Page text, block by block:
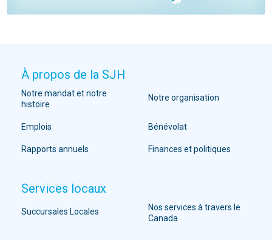
À propos de la SJH
Notre mandat et notre
histoire
Notre organisation
Emplois Bénévolat
Rapports annuels Finances et politiques
Services locaux
Succursales Locales
Nos services à travers le
Canada